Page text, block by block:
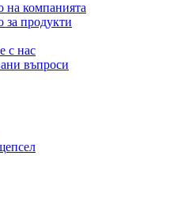
на компанията
за продукти
с нас
въпроси